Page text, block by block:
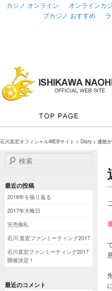
カジノ オンライン オンラインカ
ブカジノ おすすめ
石川直宏オフィシャルWEBサイト > Diary > 連敗
検索
最近の投稿
2018年を振り返る
2017年大晦日
完売御礼
石川 直宏ファンミーティング2017
石川直宏ファンミーティング2017
開催決定！
最近のコメント